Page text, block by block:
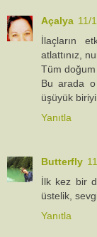
Açalya 11/
İlaçların
atlattınız,
Tüm
Bu arada o
üşüyük
Yanıtla
Butterfly
İlk kez bir
üstelik,
Yanıtla